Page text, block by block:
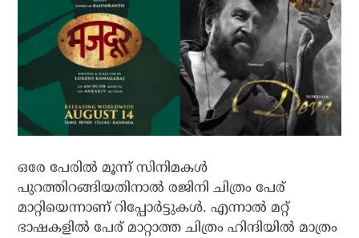
ഒരേ പേരില്‍ മൂന്ന് സിനിമകള്‍
പുറത്തിറങ്ങിയതിനാല്‍ രജിനി ചിത്രം പേര്
മാറ്റിയെന്നാണ് റിപ്പോര്‍ട്ടുകള്‍. എന്നാല്‍ മറ്റ്
ഭാഷകളില്‍ പേര് മാറ്റാത്ത ചിത്രം ഹിന്ദിയില്‍ മാത്രം